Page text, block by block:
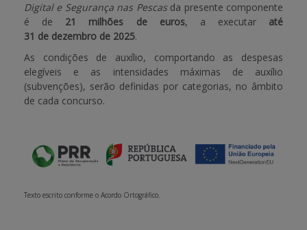
Digital e Segurança nas Pescas da presente componente
é de 21 milhões de euros, a executar até
31 de dezembro de 2025.
As condições de auxílio, comportando as despesas
elegíveis e as intensidades máximas de auxílio
(subvenções), serão definidas por categorias, no âmbito
de cada concurso.
Texto escrito conforme o Acordo Ortográfico.